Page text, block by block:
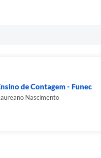
de Contagem - Funec
Nascimento